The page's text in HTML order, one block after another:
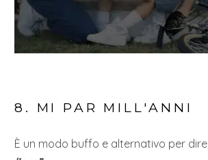
8. MI PAR MILL'ANNI
È un modo buffo e alternativo per dire